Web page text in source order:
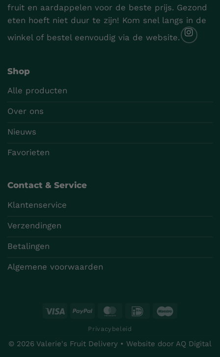
fruit en aardappelen voor de beste prijs. Gezond
eten hoeft niet duur te zijn! Kom snel langs in de
winkel of bestel eenvoudig via de website.
Shop
Alle producten
Over ons
Nieuws
Favorieten
Contact & Service
Klantenservice
Verzendingen
Betalingen
Algemene voorwaarden
Visa PayPal MasterCard
IDeal
Privacybeleid
© 2026 Valerie's Fruit Delivery • Website door AQ Digital